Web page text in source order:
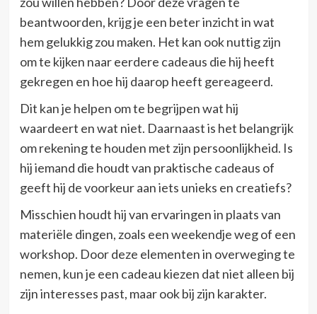
beantwoorden, krijg je een beter inzicht in wat
hem gelukkig zou maken. Het kan ook nuttig zijn
om te kijken naar eerdere cadeaus die hij heeft
gekregen en hoe hij daarop heeft gereageerd.
Dit kan je helpen om te begrijpen wat hij
waardeert en wat niet. Daarnaast is het belangrijk
om rekening te houden met zijn persoonlijkheid. Is
hij iemand die houdt van praktische cadeaus of
geeft hij de voorkeur aan iets unieks en creatiefs?
Misschien houdt hij van ervaringen in plaats van
materiële dingen, zoals een weekendje weg of een
workshop. Door deze elementen in overweging te
nemen, kun je een cadeau kiezen dat niet alleen bij
zijn interesses past, maar ook bij zijn karakter.